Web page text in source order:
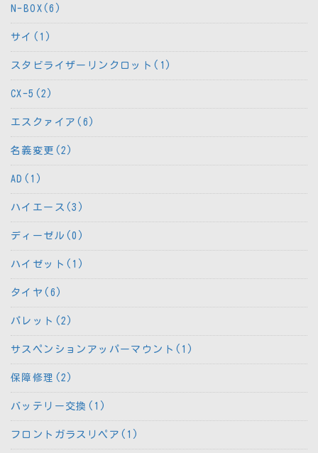
N-BOX(6)
サイ(1)
スタビライザーリンクロット(1)
CX-5(2)
エスクァイア(6)
名義変更(2)
AD(1)
ハイエース(3)
ディーゼル(0)
ハイゼット(1)
タイヤ(6)
パレット(2)
サスペンションアッパーマウント(1)
保障修理(2)
バッテリー交換(1)
フロントガラスリペア(1)